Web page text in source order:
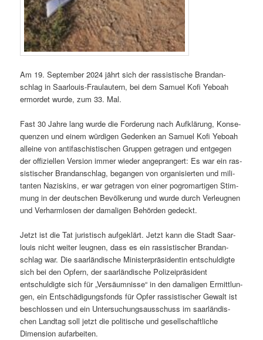
Am 19. Sep­tem­ber 2024 jährt sich der ras­sis­tis­che Bran­dan­
schlag in Saar­louis-Fraulautern, bei dem Samuel Kofi Yeboah
ermordet wurde, zum 33. Mal.
Fast 30 Jahre lang wurde die Forderung nach Aufk­lärung, Kon­se­
quen­zen und einem würdi­gen Gedenken an Samuel Kofi Yeboah
alleine von antifaschis­tis­chen Grup­pen getra­gen und ent­ge­gen
der offiziellen Ver­sion immer wieder angeprangert: Es war ein ras­
sis­tis­ch­er Bran­dan­schlag, began­gen von organ­isierten und mil­i­
tan­ten Naziskins, er war getra­gen von ein­er pogro­mar­ti­gen Stim­
mung in der deutschen Bevölkerung und wurde durch Ver­leug­nen
und Ver­harm­losen der dama­li­gen Behör­den gedeckt.
Jet­zt ist die Tat juris­tisch aufgek­lärt. Jet­zt kann die Stadt Saar­
louis nicht weit­er leug­nen, dass es ein ras­sis­tis­ch­er Bran­dan­
schlag war. Die saar­ländis­che Min­is­ter­präsi­dentin entschuldigte
sich bei den Opfern, der saar­ländis­che Polizeipräsi­dent
entschuldigte sich für „Ver­säum­nisse“ in den dama­li­gen Ermit­tlun­
gen, ein Entschädi­gungs­fonds für Opfer ras­sis­tis­ch­er Gewalt ist
beschlossen und ein Unter­suchungsauss­chuss im saar­ländis­
chen Land­tag soll jet­zt die poli­tis­che und gesellschaftliche
Dimen­sion aufarbeiten.